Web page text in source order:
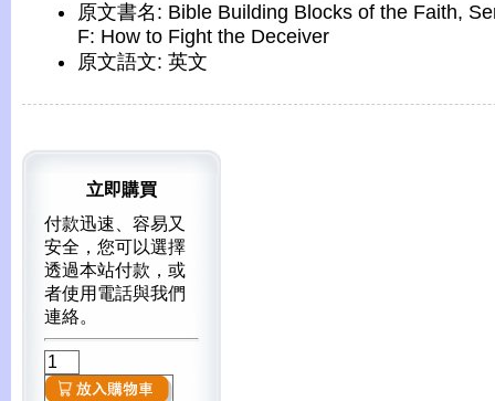
原文書名: Bible Building Blocks of the Faith,
F: How to Fight the Deceiver
原文語文: 英文
立即購買
付款迅速、容易又
安全，您可以選擇
透過本站付款，或
者使用電話與我們
連絡。